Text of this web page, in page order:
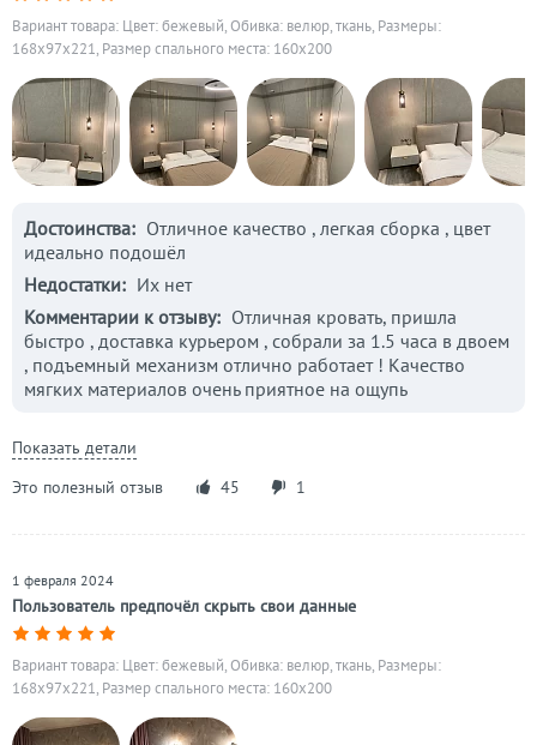
Вариант товара: Цвет: бежевый, Обивка: велюр, ткань, Размеры:
168x97x221, Размер спального места: 160х200
Достоинства: Отличное качество , легкая сборка , цвет
идеально подошёл
Недостатки: Их нет
Комментарии к отзыву: Отличная кровать, пришла
быстро , доставка курьером , собрали за 1.5 часа в двоем
, подъемный механизм отлично работает ! Качество
мягких материалов очень приятное на ощупь
Показать детали
Это полезный отзыв
45 1
Пользователь предпочёл скрыть свои данные
1 февраля 2024
Вариант товара: Цвет: бежевый, Обивка: велюр, ткань, Размеры:
168x97x221, Размер спального места: 160х200